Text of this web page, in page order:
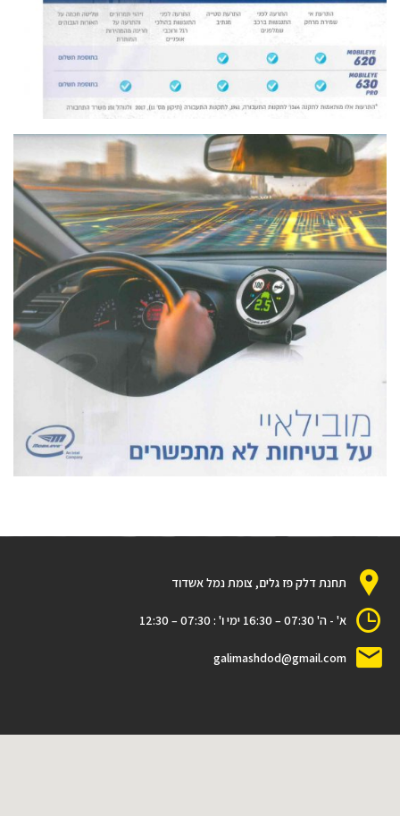
תחנת דלק פז גלים, צומת נמל אשדוד
א' - ה' 07:30 – 16:30 ימי ו' : 07:30 – 12:30
galimashdod@gmail.com